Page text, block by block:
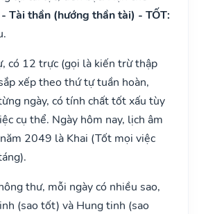
- Tài thần (hướng thần tài) - TỐT:
có 12 trực (gọi là kiến trừ thập
xếp theo thứ tự tuần hoàn,
ngày, có tính chất tốt xấu tùy
cụ thể. Ngày hôm nay, lịch âm
2049 là Khai (Tốt mọi việc
thư, mỗi ngày có nhiều sao,
(sao tốt) và Hung tinh (sao